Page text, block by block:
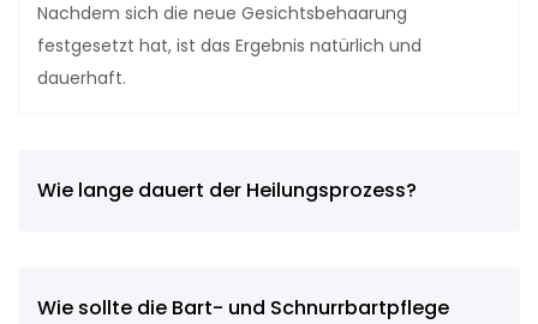
Nachdem sich die neue Gesichtsbehaarung
festgesetzt hat, ist das Ergebnis natürlich und
dauerhaft.
Wie lange dauert der Heilungsprozess?
Wie sollte die Bart- und Schnurrbartpflege